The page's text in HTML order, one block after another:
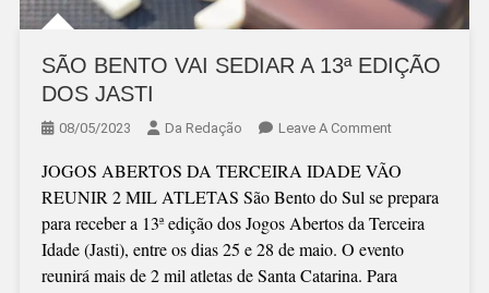
SÃO BENTO VAI SEDIAR A 13ª EDIÇÃO
DOS JASTI
08/05/2023 Da Redação Leave A CommentOn
BENTO
VAI
SEDIAR
A
13ª
JOGOS ABERTOS DA TERCEIRA IDADE VÃO
REUNIR 2 MIL ATLETAS São Bento do Sul se prepara
para receber a 13ª edição dos Jogos Abertos da Terceira
Idade (Jasti), entre os dias 25 e 28 de maio. O evento
reunirá mais de 2 mil atletas de Santa Catarina. Para